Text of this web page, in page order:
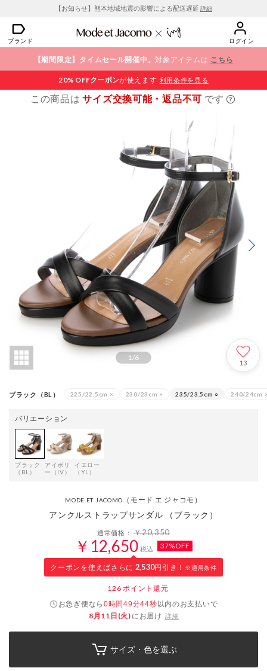
【お知らせ】熊本地域地震の影響による配送遅延 詳細
ブランド ログイン
【期間限定】タイムセール開催中。対象アイテムは こちら
20% OFFクーポンが使えます 利用条件を見る
この商品はサイズ交換可能・返品不可 です
1/6
13
ブラック（BL） 225/22.5cm × 230/23cm × 235/23.5cm ○ 240/24cm
バリエーション
ブラック
（BL）
アイボリ
ー（IV）
イエロー
（YL）
MODE ET JACOMO （モード エ ジャコモ）
アンクルストラップサンダル （ブラック）
通常価格：￥20,350
￥12,650 税込 37%OFF
クーポンを使えばさらに 2,530円引き！ ※適用条件
126 ポイント還元
お急ぎ便なら0時間49分44秒以内のお支払いで
8月11日(火) にお届け 詳細
サイズ・色を選ぶ